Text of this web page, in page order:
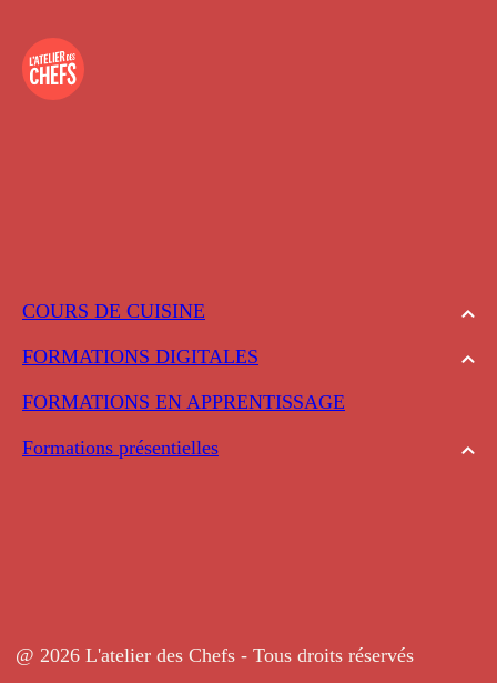
COURS DE CUISINE
FORMATIONS DIGITALES
FORMATIONS EN APPRENTISSAGE
Formations présentielles
@ 2026 L'atelier des Chefs - Tous droits réservés